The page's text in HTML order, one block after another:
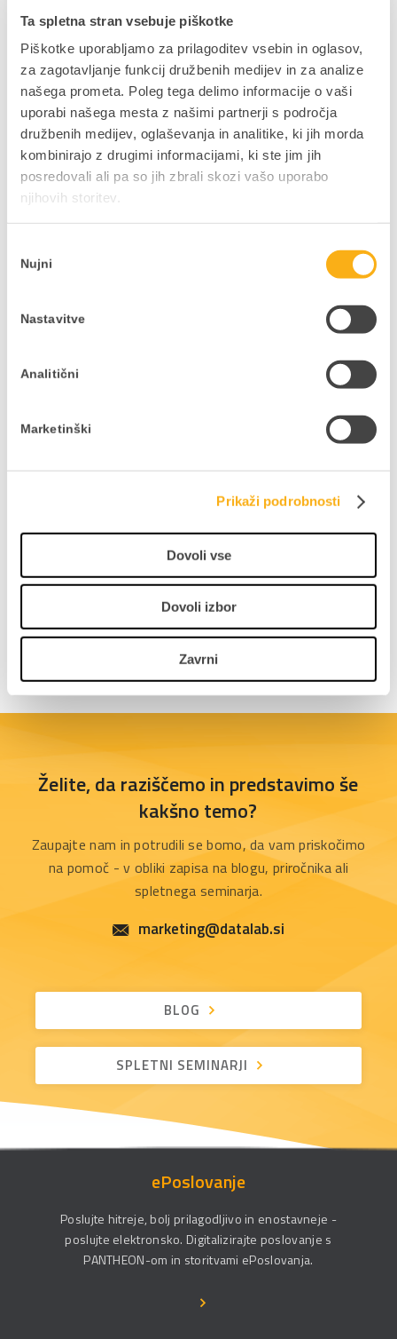
Ta spletna stran vsebuje piškotke
Piškotke uporabljamo za prilagoditev vsebin in oglasov,
za zagotavljanje funkcij družbenih medijev in za analize
našega prometa. Poleg tega delimo informacije o vaši
uporabi našega mesta z našimi partnerji s področja
družbenih medijev, oglaševanja in analitike, ki jih morda
kombinirajo z drugimi informacijami, ki ste jim jih
posredovali ali pa so jih zbrali skozi vašo uporabo
njihovih storitev.
soglasja
Nujni
Nastavitve
Analitični
Marketinški
Prikaži podrobnosti
Dovoli vse
Dovoli izbor
Zavrni
poslovnimi subjekti
PRIDOBI PRIROČNIK
Digitalizacija
proizvodnje: od papirja
do pametne tovarne
povečajmo
učinkovitost z
oblaku
PRIDOBI PRIROČNIK
3
Želite, da raziščemo in predstavimo še
kakšno temo?
Zaupajte nam in potrudili se bomo, da vam priskočimo
na pomoč - v obliki zapisa na blogu, priročnika ali
spletnega seminarja.
marketing@datalab.si
BLOG
SPLETNI SEMINARJI
ePoslovanje
Poslujte hitreje, bolj prilagodljivo in enostavneje -
poslujte elektronsko. Digitalizirajte poslovanje s
PANTHEON-om in storitvami ePoslovanja.